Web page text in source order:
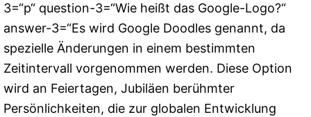
3=“p“ question-3=“Wie heißt das Google-Logo?“
answer-3=“Es wird Google Doodles genannt, da
spezielle Änderungen in einem bestimmten
Zeitintervall vorgenommen werden. Diese Option
wird an Feiertagen, Jubiläen berühmter
Persönlichkeiten, die zur globalen Entwicklung